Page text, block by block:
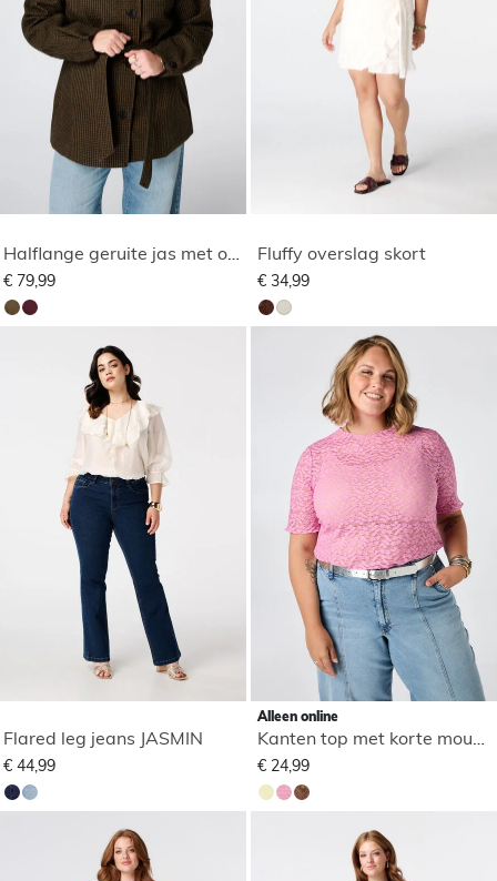
€ 79,99
Fluffy overslag skort
€ 34,99
Flared leg jeans JASMIN
€ 44,99
Alleen online
Kanten top met korte mouwen
€ 24,99